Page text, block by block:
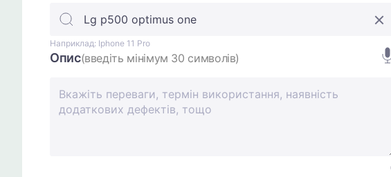
Наприклад: Iphone 11 Pro
Опис(введіть мінімум 30 символів)